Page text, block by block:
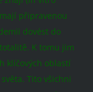
připravenou
dovést do
K tomu jim
klíčových oblastí
Tito všichni